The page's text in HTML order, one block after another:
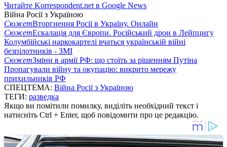
Читайте Korrespondent.net в Google News
Війна Росії з Україною
СюжетВторгнення Росії в Україну. Онлайн
СюжетЕскалація для Європи. Російський дрон в Лейпцигу
Колумбійські наркокартелі вчаться українській війні
безпілотників - ЗМІ
СюжетЗміни в армії РФ: що стоїть за рішенням Путіна
Пропагували війну та окупацію: викрито мережу
прихильників РФ
СПЕЦТЕМА: Війна Росії з Україною
ТЕГИ: разведка
Якщо ви помітили помилку, виділіть необхідний текст і
натисніть Ctrl + Enter, щоб повідомити про це редакцію.